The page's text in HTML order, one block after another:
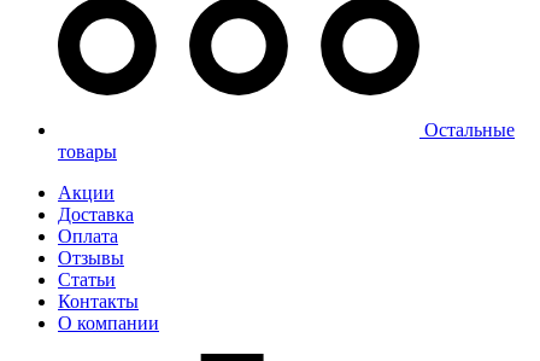
Остальные
товары
Акции
Доставка
Оплата
Отзывы
Статьи
Контакты
О компании